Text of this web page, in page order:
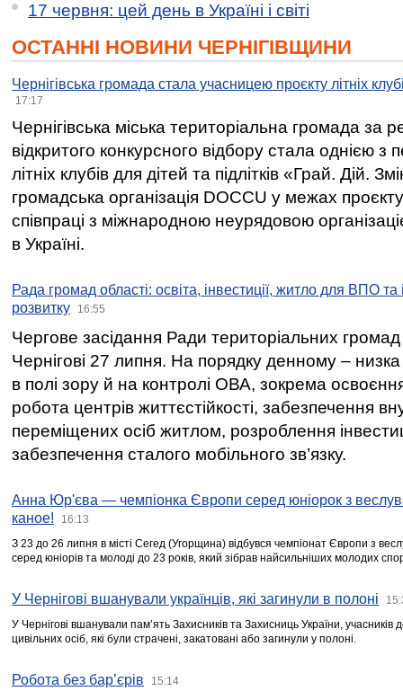
17 червня: цей день в Україні і світі
ОСТАННІ НОВИНИ ЧЕРНІГІВЩИНИ
Чернігівська громада стала учасницею проєкту літніх
17:17
Чернігівська міська територіальна громада за
відкритого конкурсного відбору стала однією
літніх клубів для дітей та підлітків «Грай. Дій.
громадська організація DOCCU у межах
співпраці з міжнародною неурядовою
в Україні.
Рада громад області: освіта, інвестиції, житло для ВПО
розвитку
16:55
Чергове засідання Ради територіальних громад
Чернігові 27 липня. На порядку денному –
в полі зору й на контролі ОВА, зокрема освоєння
робота центрів життєстійкості, забезпечення
переміщених осіб житлом, розроблення
забезпечення сталого мобільного зв’язку.
Анна Юр'єва — чемпіонка Європи серед юніорок з
каное!
16:13
З 23 до 26 липня в місті Сегед (Угорщина) відбувся чемпіонат Європи з
серед юніорів та молоді до 23 років, який зібрав найсильніших молодих
У Чернігові вшанували українців, які загинули в полоні
У Чернігові вшанували пам’ять Захисників та Захисниць України,
цивільних осіб, які були страчені, закатовані або загинули у полоні.
Робота без бар’єрів 15:14